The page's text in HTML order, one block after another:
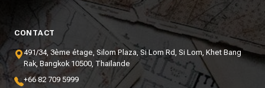
CONTACT
491/34, 3ème étage, Silom Plaza, Si Lom Rd, Si Lom, Khet Bang
Rak, Bangkok 10500, Thaïlande
+66 82 709 5999